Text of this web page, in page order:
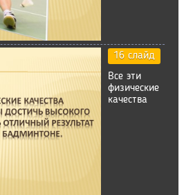
16 слайд
Все эти
физические
качества